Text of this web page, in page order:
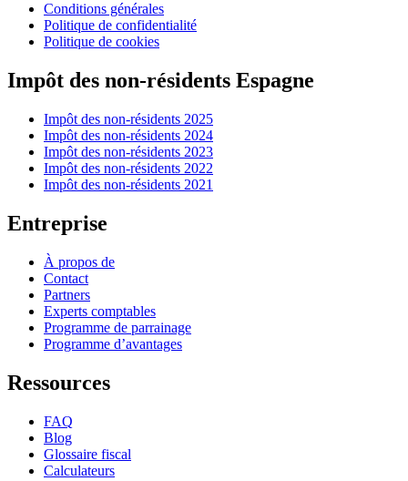
Conditions générales
Politique de confidentialité
Politique de cookies
Impôt des non-résidents Espagne
Impôt des non-résidents 2025
Impôt des non-résidents 2024
Impôt des non-résidents 2023
Impôt des non-résidents 2022
Impôt des non-résidents 2021
Entreprise
À propos de
Contact
Partners
Experts comptables
Programme de parrainage
Programme d’avantages
Ressources
FAQ
Blog
Glossaire fiscal
Calculateurs